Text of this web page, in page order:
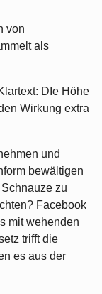
von
als
DIe Höhe
Wirkung extra
und
bewältigen
zu
Facebook
mit wehenden
trifft die
es aus der